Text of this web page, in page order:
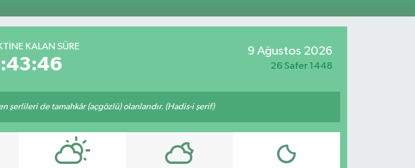
GRAM ALTIN
6660.55
%0
KALAN SÜRE 9 Ağustos 2026
26 Safer 1448
şerlileri de tamahkâr (açgözlü) olanlarıdır. (Hadis-i şerif)